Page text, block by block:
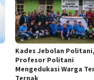
Kades Jebolan
Profesor Politani
Mengedukasi Warga
Ternak